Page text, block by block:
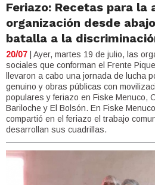
Feriazo: Recetas para la
organización desde
batalla a la
20/07 | Ayer, martes 19 de julio, las
sociales que conforman el Frente
llevaron a cabo una jornada de lucha
genuino y obras públicas con
populares y feriazo en Fiske Menuco,
Bariloche y El Bolsón. En Fiske Menuco
compartió en el feriazo el trabajo
desarrollan sus cuadrillas.